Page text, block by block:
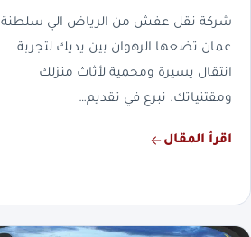
شركة نقل عفش من الرياض الي سلطنة
عمان تضعها الرهوان بين يديك لتجربة
انتقال يسيرة ومحمية لأثاث منزلك
ومقتنياتك. نبرع في تقديم…
اقرأ المقال